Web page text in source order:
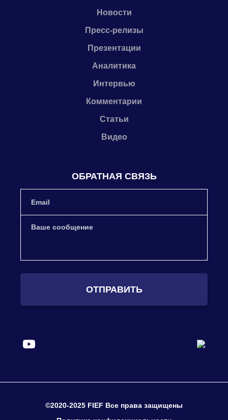
Новости
Пресс-релизы
Презентации
Аналитика
Интервью
Комментарии
Статьи
Видео
ОБРАТНАЯ СВЯЗЬ
ОТПРАВИТЬ
©2020-2025 FIEF Все права защищены